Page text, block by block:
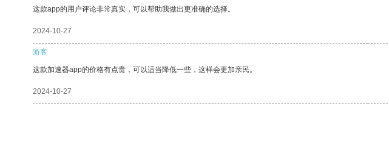
这款app的用户评论非常真实，可以帮助我做出更准确的选择。
2024-10-27
游客
这款加速器app的价格有点贵，可以适当降低一些，这样会更加亲民。
2024-10-27